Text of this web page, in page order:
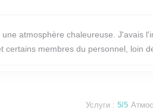
atmosphère chaleureuse. J'avais
membres du personnel, loin
Услуги : 5/5